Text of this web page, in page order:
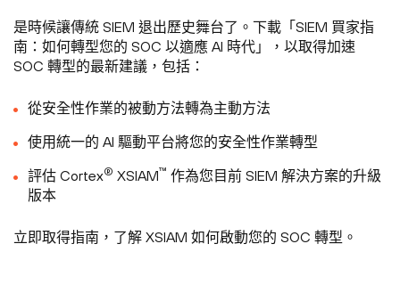
是時候讓傳統 SIEM 退出歷史舞台了。下載「SIEM 買家指
南：如何轉型您的 SOC 以適應 AI 時代」，以取得加速
SOC 轉型的最新建議，包括：
從安全性作業的被動方法轉為主動方法
使用統一的 AI 驅動平台將您的安全性作業轉型
評估 Cortex® XSIAM™ 作為您目前 SIEM 解決方案的升級
版本
立即取得指南，了解 XSIAM 如何啟動您的 SOC 轉型。